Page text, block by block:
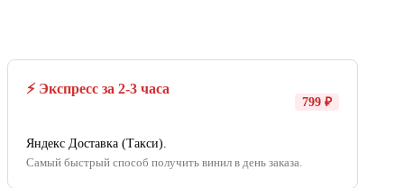
⚡ Экспресс за 2-3 часа
799 ₽
Яндекс Доставка (Такси).
Самый быстрый способ получить винил в день заказа.